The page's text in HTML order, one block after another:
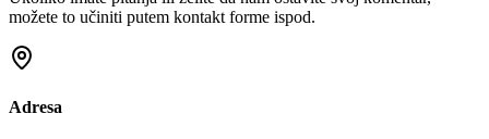
možete to učiniti putem kontakt forme ispod.
Adresa